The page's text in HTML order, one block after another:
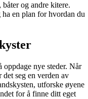
og andre kitere.
en plan for hvordan du
oppdage nye steder. Når
seg en verden av
utforske øyene
for å finne ditt eget